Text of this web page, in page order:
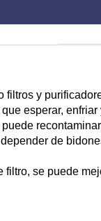
y
esperar,
de
filtro, se puede